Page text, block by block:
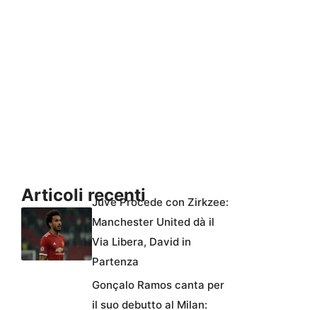
Articoli recentiJuve Procede con Zirkzee:
Manchester United dà il
Via Libera, David in
Partenza
Gonçalo Ramos canta per
il suo debutto al Milan: